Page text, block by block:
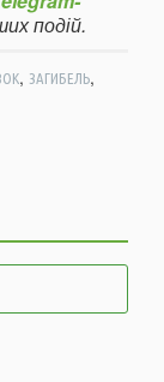
подій.
, ЗАГИБЕЛЬ,